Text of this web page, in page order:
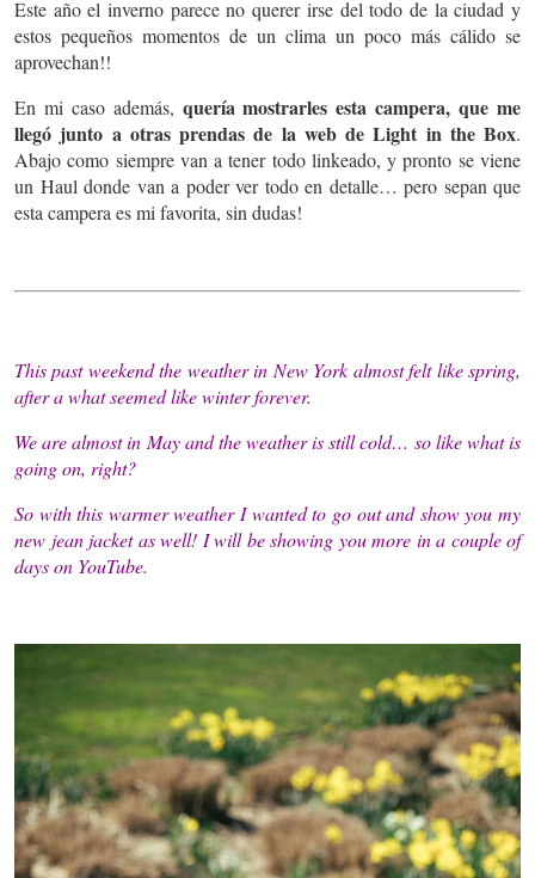
Este año el inverno parece no querer irse del todo de la ciudad y
estos pequeños momentos de un clima un poco más cálido se
aprovechan!!
En mi caso además, quería mostrarles esta campera, que me
llegó junto a otras prendas de la web de Light in the Box.
Abajo como siempre van a tener todo linkeado, y pronto se viene
un Haul donde van a poder ver todo en detalle… pero sepan que
esta campera es mi favorita, sin dudas!
This past weekend the weather in New York almost felt like spring,
after a what seemed like winter forever.
We are almost in May and the weather is still cold… so like what is
going on, right?
So with this warmer weather I wanted to go out and show you my
new jean jacket as well! I will be showing you more in a couple of
days on YouTube.